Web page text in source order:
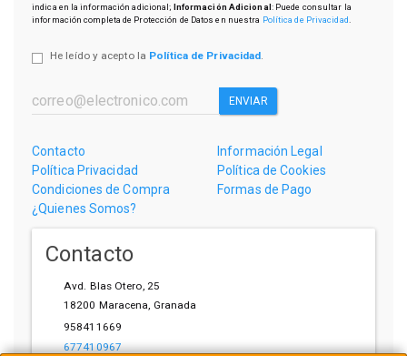
indica en la información adicional; Información Adicional: Puede consultar la
información completa de Protección de Datos en nuestra Política de Privacidad
He leído y acepto la Política de Privacidad.
ENVIAR
Contacto
Información Legal
Política Privacidad
Política de Cookies
Condiciones de Compra
Formas de Pago
¿Quienes Somos?
Contacto
Avd. Blas Otero, 25
18200 Maracena, Granada
958411669
677410967